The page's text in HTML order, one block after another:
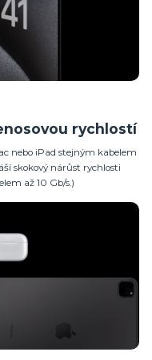
rychlostí
nebo iPad stejným kabelem
skokový nárůst rychlosti
až 10 Gb/s.)